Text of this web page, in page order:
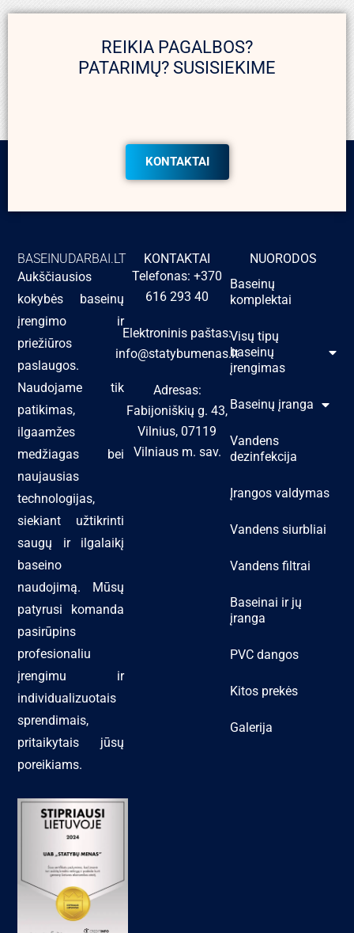
REIKIA PAGALBOS?
PATARIMŲ? SUSISIEKIME
KONTAKTAI
BASEINUDARBAI.LT
Aukščiausios
kokybės baseinų
įrengimo ir
priežiūros
paslaugos.
Naudojame tik
patikimas,
ilgaamžes
medžiagas bei
naujausias
technologijas,
siekiant užtikrinti
saugų ir ilgalaikį
baseino
naudojimą. Mūsų
patyrusi komanda
pasirūpins
profesionaliu
įrengimu ir
individualizuotais
sprendimais,
pritaikytais jūsų
poreikiams.
KONTAKTAI
Telefonas: +370
616 293 40
Elektroninis paštas:
info@statybumenas.lt
Adresas:
Fabijoniškių g. 43,
Vilnius, 07119
Vilniaus m. sav.
NUORODOS
Baseinų
komplektai
Visų tipų
baseinų
įrengimas
Baseinų įranga
Vandens
dezinfekcija
Įrangos valdymas
Vandens siurbliai
Vandens filtrai
Baseinai ir jų
įranga
PVC dangos
Kitos prekės
Galerija